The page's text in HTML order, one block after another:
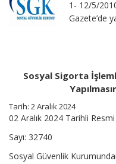
1- 12/5/
Gazete’de
Sosyal Sigorta
Tarih: 2 Aralık 2024
02 Aralık 2024 Tarihli
Sayı: 32740
Sosyal Güvenlik